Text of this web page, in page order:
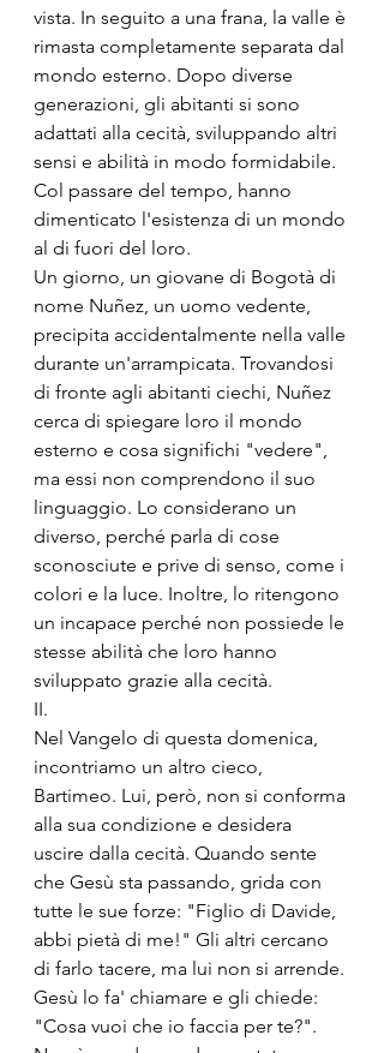
vista. In seguito a una frana, la valle è
rimasta completamente separata dal
mondo esterno. Dopo diverse
generazioni, gli abitanti si sono
adattati alla cecità, sviluppando altri
sensi e abilità in modo formidabile.
Col passare del tempo, hanno
dimenticato l'esistenza di un mondo
al di fuori del loro.
Un giorno, un giovane di Bogotà di
nome Nuñez, un uomo vedente,
precipita accidentalmente nella valle
durante un'arrampicata. Trovandosi
di fronte agli abitanti ciechi, Nuñez
cerca di spiegare loro il mondo
esterno e cosa significhi "vedere",
ma essi non comprendono il suo
linguaggio. Lo considerano un
diverso, perché parla di cose
sconosciute e prive di senso, come i
colori e la luce. Inoltre, lo ritengono
un incapace perché non possiede le
stesse abilità che loro hanno
sviluppato grazie alla cecità.
II.
Nel Vangelo di questa domenica,
incontriamo un altro cieco,
Bartimeo. Lui, però, non si conforma
alla sua condizione e desidera
uscire dalla cecità. Quando sente
che Gesù sta passando, grida con
tutte le sue forze: "Figlio di Davide,
abbi pietà di me!" Gli altri cercano
di farlo tacere, ma lui non si arrende.
Gesù lo fa' chiamare e gli chiede:
"Cosa vuoi che io faccia per te?".